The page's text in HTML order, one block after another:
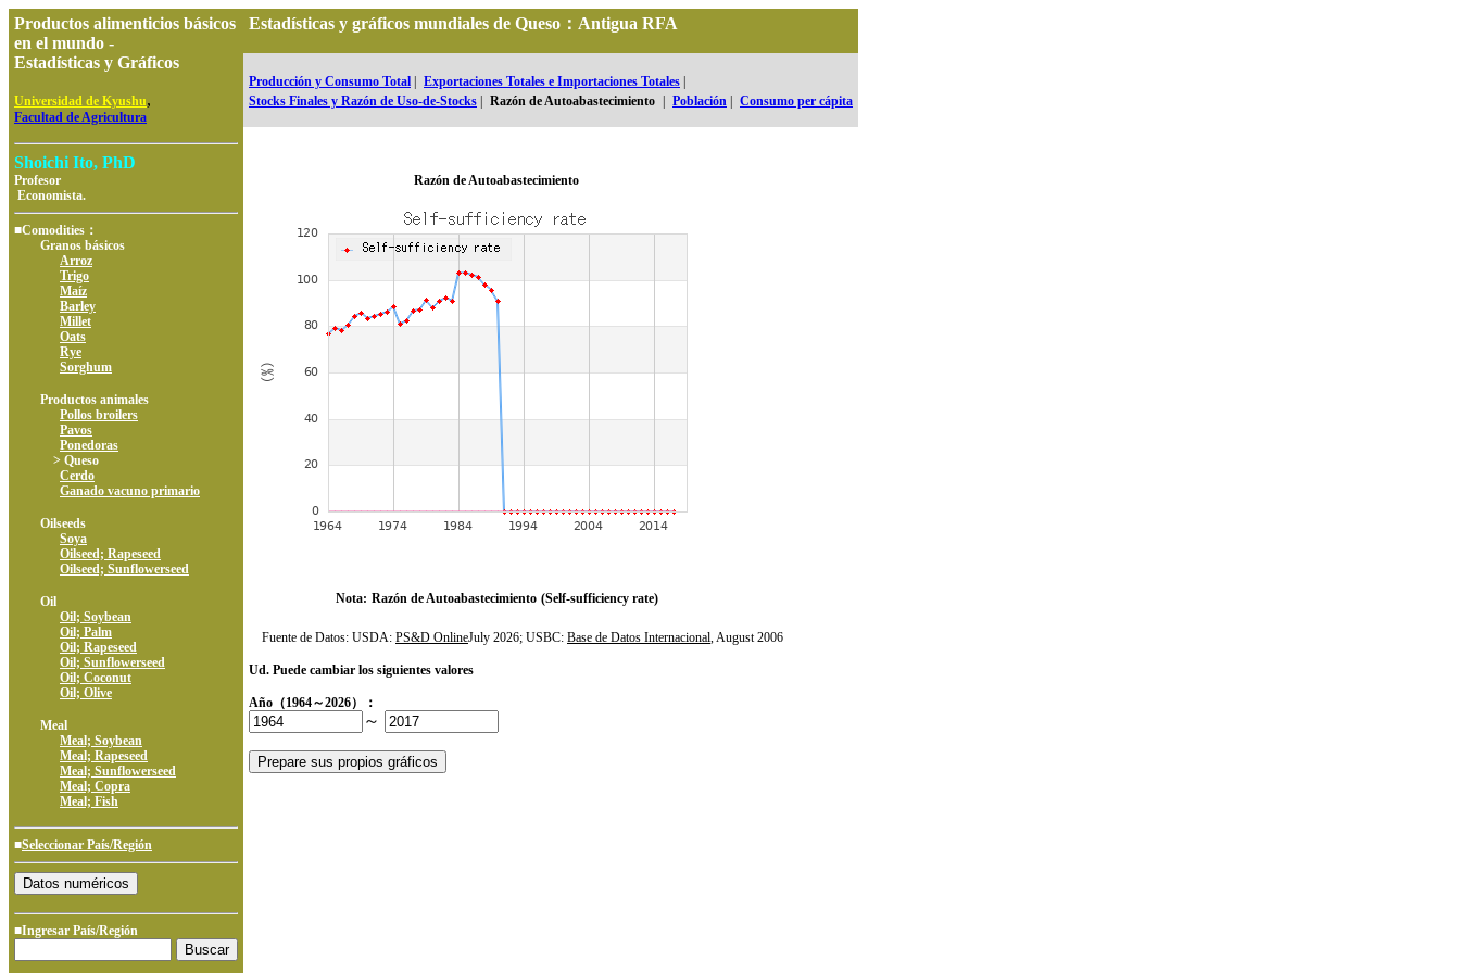
Productos alimenticios básicos
en el mundo -
Estadísticas y Gráficos
Universidad de Kyushu,
Facultad de Agricultura
Shoichi Ito, PhD
Profesor
Economista.
■Comodities：
Granos básicos
Arroz
Trigo
Maíz
Barley
Millet
Oats
Rye
Sorghum
Productos animales
Pollos broilers
Pavos
Ponedoras
> Queso
Cerdo
Ganado vacuno primario
Oilseeds
Soya
Oilseed; Rapeseed
Oilseed; Sunflowerseed
Oil
Oil; Soybean
Oil; Palm
Oil; Rapeseed
Oil; Sunflowerseed
Oil; Coconut
Oil; Olive
Meal
Meal; Soybean
Meal; Rapeseed
Meal; Sunflowerseed
Meal; Copra
Meal; Fish
■Seleccionar País/Región
■Ingresar País/Región
Estadísticas y gráficos mundiales de Queso：Antigua RFA
Producción y Consumo Total Exportaciones Totales e Importaciones Totales
Stocks Finales y Razón de Uso-de-Stocks
Razón de Autoabastecimiento Población Consumo per cápita
Razón de Autoabastecimiento
Nota: Razón de Autoabastecimiento (Self-sufficiency rate)
Fuente de Datos: USDA: PS&D OnlineJuly 2026; USBC: Base de Datos Internacional, August 2006
Ud. Puede cambiar los siguientes valores
Año（1964～2026）：
～